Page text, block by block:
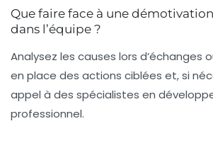
Que faire face à une
dans l’équipe ?
Analysez les causes lors d’échanges
en place des actions ciblées et, si
appel à des spécialistes en
professionnel.